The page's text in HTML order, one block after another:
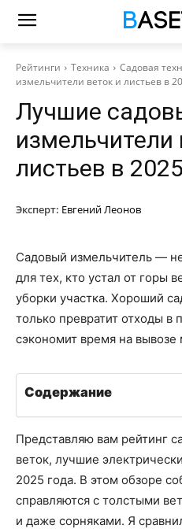
Рейтинги Техника Садовая
измельчители веток и листьев в
Лучшие
измельчители
листьев в
Эксперт: Евгений Леонов
Садовый измельчитель —
для тех, кто устал от горы
уборки участка. Хороший
только превратит отходы в
сэкономит время на вывозе
Содержание
Представляю вам рейтинг
веток, лучшие
2025 года. В этом обзоре
справляются с толстыми
и даже сорняками. Я